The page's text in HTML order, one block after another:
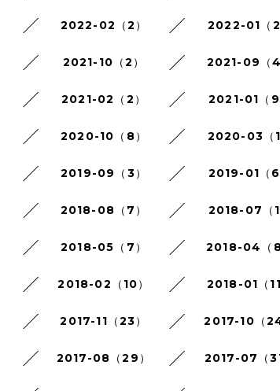
2022-02（2） 2022-01（2
2021-10（2） 2021-09（4
2021-02（2） 2021-01（9
2020-10（8） 2020-03（1
2019-09（3） 2019-01（6
2018-08（7） 2018-07（1
2018-05（7） 2018-04（8
2018-02（10） 2018-01（11
2017-11（23） 2017-10（24
2017-08（29） 2017-07（31